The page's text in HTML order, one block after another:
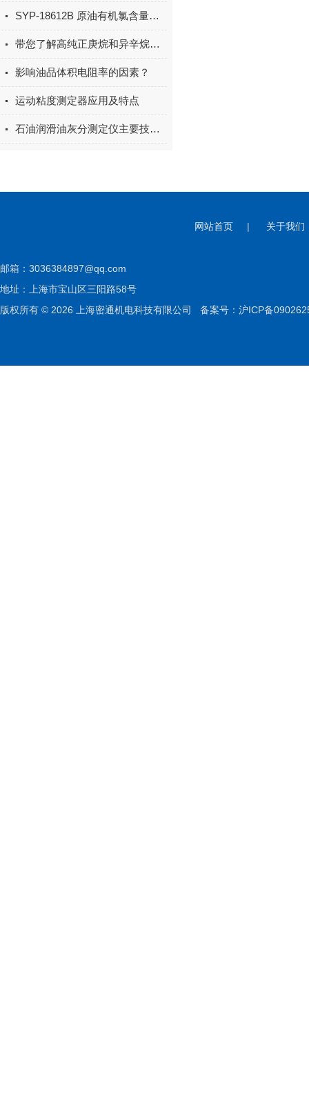
SYP-18612B 原油有机氯含量测定仪使用注意事项
带您了解高纯正庚烷和异辛烷纯度测定法
影响油品体积电阻率的因素？
运动粘度测定器应用及特点
石油润滑油灰分测定仪主要技术指标及参数
网站首页 | 关于我们
邮箱： 3036384897@qq.com
地址：上海市宝山区三阳路58号
版权所有 © 2026 上海密通机电科技有限公司 备案号：沪ICP备